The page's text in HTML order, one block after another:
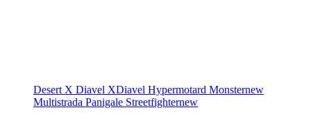
Desert X Diavel XDiavel Hypermotard Monsternew
Multistrada Panigale Streetfighternew